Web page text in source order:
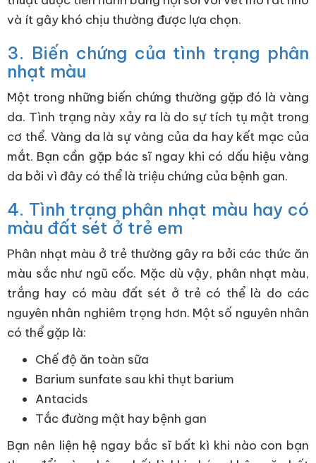
và ít gây khó chịu thường được lựa chọn.
3. Biến chứng của tình trạng phân
nhạt màu
Một trong những biến chứng thường gặp đó là vàng
da. Tình trạng này xảy ra là do sự tích tụ mật trong
cơ thể. Vàng da là sự vàng của da hay kết mạc của
mắt. Bạn cần gặp bác sĩ ngay khi có dấu hiệu vàng
da bởi vì đây có thể là triệu chứng của bệnh gan.
4. Tình trạng phân nhạt màu hay có
màu đất sét ở trẻ em
Phân nhạt màu ở trẻ thường gây ra bởi các thức ăn
màu sắc như ngũ cốc. Mặc dù vậy, phân nhạt màu,
trắng hay có màu đất sét ở trẻ có thể là do các
nguyên nhân nghiêm trọng hơn. Một số nguyên nhân
có thể gặp là:
Chế độ ăn toàn sữa
Barium sunfate sau khi thụt barium
Antacids
Tắc đường mật hay bệnh gan
Bạn nên liện hệ ngay bắc sĩ bất kì khi nào con bạn